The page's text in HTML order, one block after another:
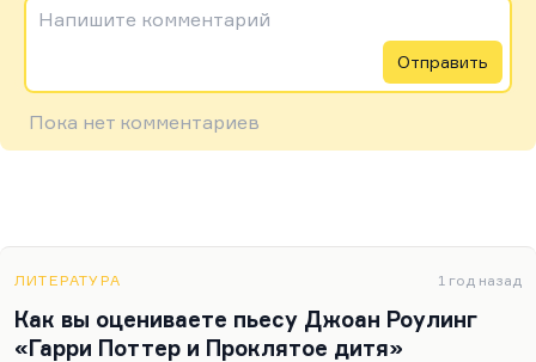
Напишите комментарий
Отправить
Пока нет комментариев
ЛИТЕРАТУРА 1 год назад
Как вы оцениваете пьесу Джоан Роулинг
«Гарри Поттер и Проклятое дитя»